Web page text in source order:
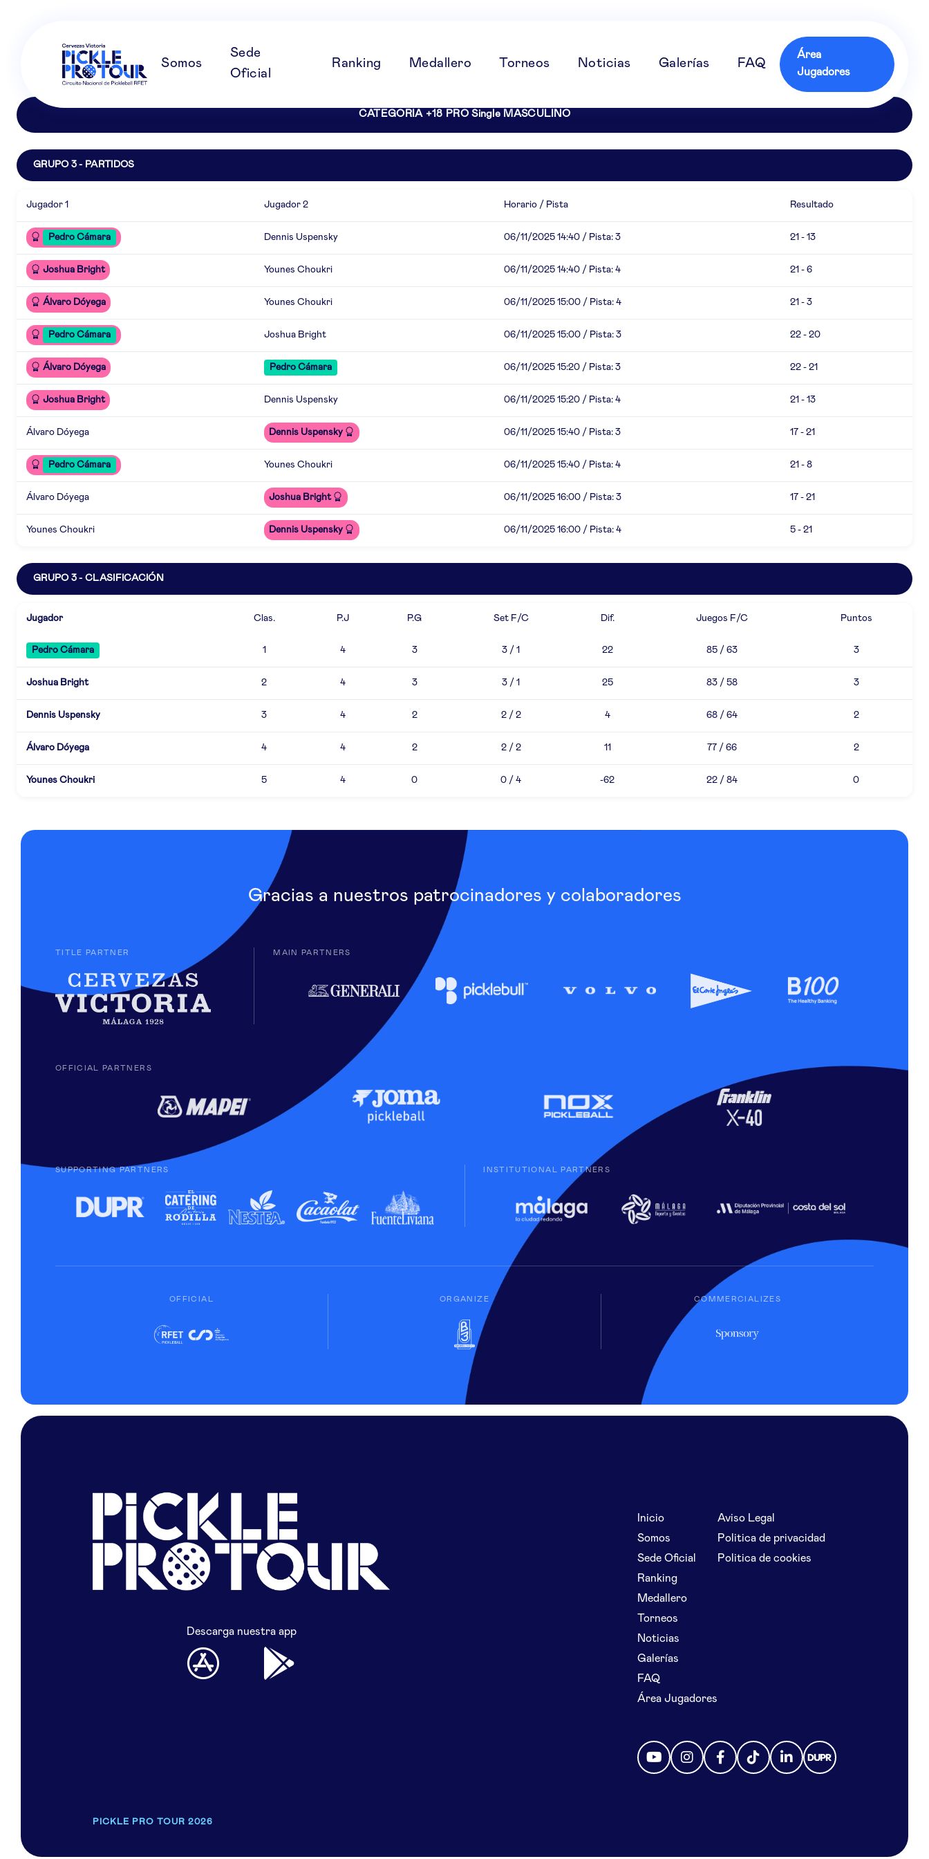
Somos
Sede
Oficial
Ranking Medallero Torneos Noticias Galerías FAQ
Área
Jugadores
CATEGORIA +18 PRO Single MASCULINO
GRUPO 3 - PARTIDOS
Jugador 1 Jugador 2 Horario / Pista Resultado
Pedro Cámara Dennis Uspensky 06/11/2025 14:40 / Pista: 3 21 - 13
Joshua Bright Younes Choukri 06/11/2025 14:40 / Pista: 4 21 - 6
Álvaro Dóyega Younes Choukri 06/11/2025 15:00 / Pista: 4 21 - 3
Pedro Cámara Joshua Bright 06/11/2025 15:00 / Pista: 3 22 - 20
Álvaro Dóyega Pedro Cámara 06/11/2025 15:20 / Pista: 3 22 - 21
Joshua Bright Dennis Uspensky 06/11/2025 15:20 / Pista: 4 21 - 13
Álvaro Dóyega Dennis Uspensky 06/11/2025 15:40 / Pista: 3 17 - 21
Pedro Cámara Younes Choukri 06/11/2025 15:40 / Pista: 4 21 - 8
Álvaro Dóyega Joshua Bright 06/11/2025 16:00 / Pista: 3 17 - 21
Younes Choukri Dennis Uspensky 06/11/2025 16:00 / Pista: 4 5 - 21
GRUPO 3 - CLASIFICACIÓN
Jugador Clas. P.J P.G Set F/C Dif. Juegos F/C Puntos
Pedro Cámara 1 4 3 3 / 1 22 85 / 63 3
Joshua Bright 2 4 3 3 / 1 25 83 / 58 3
Dennis Uspensky 3 4 2 2 / 2 4 68 / 64 2
Álvaro Dóyega 4 4 2 2 / 2 11 77 / 66 2
Younes Choukri 5 4 0 0 / 4 -62 22 / 84 0
Gracias a nuestros patrocinadores y colaboradores
TITLE PARTNER MAIN PARTNERS
OFFICIAL PARTNERS
SUPPORTING PARTNERS INSTITUTIONAL PARTNERS
OFFICIAL ORGANIZE COMMERCIALIZES
Descarga nuestra app
Inicio
Somos
Sede Oficial
Ranking
Medallero
Torneos
Noticias
Galerías
FAQ
Área Jugadores
Aviso Legal
Politica de privacidad
Politica de cookies
PICKLE PRO TOUR 2026